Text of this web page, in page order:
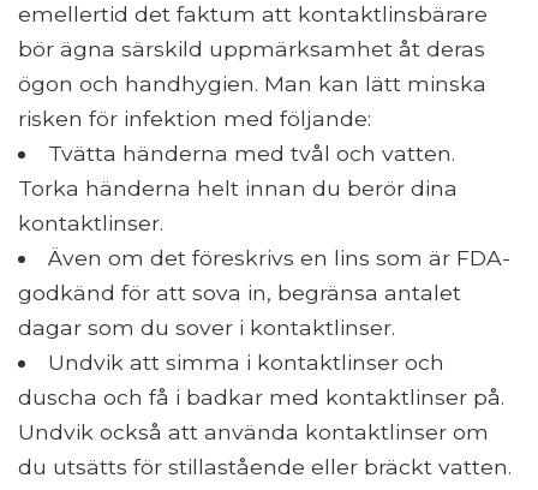
emellertid det faktum att kontaktlinsbärare
bör ägna särskild uppmärksamhet åt deras
ögon och handhygien. Man kan lätt minska
risken för infektion med följande:
Tvätta händerna med tvål och vatten.
Torka händerna helt innan du berör dina
kontaktlinser.
Även om det föreskrivs en lins som är FDA-
godkänd för att sova in, begränsa antalet
dagar som du sover i kontaktlinser.
Undvik att simma i kontaktlinser och
duscha och få i badkar med kontaktlinser på.
Undvik också att använda kontaktlinser om
du utsätts för stillastående eller bräckt vatten.